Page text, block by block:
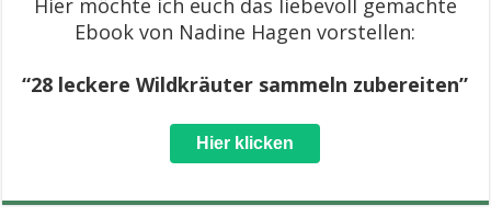
Hier möchte ich euch das liebevoll gemachte
Ebook von Nadine Hagen vorstellen:
“28 leckere Wildkräuter sammeln zubereiten”
Hier klicken